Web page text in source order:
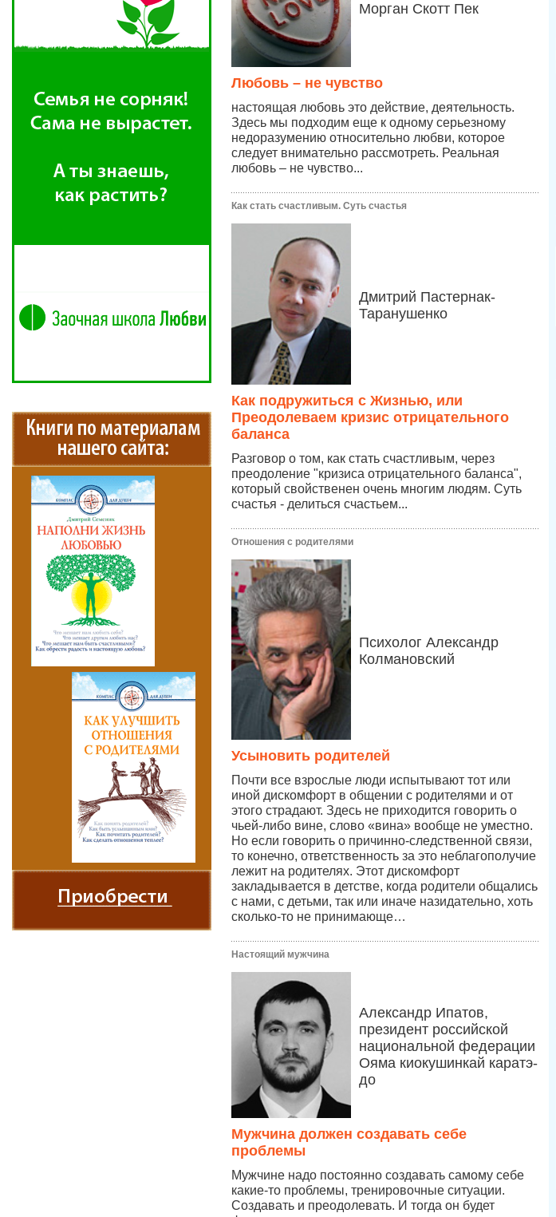
Морган Скотт Пек
Любовь – не чувство
настоящая любовь это действие, деятельность.
Здесь мы подходим еще к одному серьезному
недоразумению относительно любви, которое
следует внимательно рассмотреть. Реальная
любовь – не чувство...
Как стать счастливым. Суть счастья
Дмитрий Пастернак-
Таранушенко
Как подружиться с Жизнью, или
Преодолеваем кризис отрицательного
баланса
Разговор о том, как стать счастливым, через
преодоление "кризиса отрицательного баланса",
который свойственен очень многим людям. Суть
счастья - делиться счастьем...
Отношения с родителями
Психолог Александр
Колмановский
Усыновить родителей
Почти все взрослые люди испытывают тот или
иной дискомфорт в общении с родителями и от
этого страдают. Здесь не приходится говорить о
чьей-либо вине, слово «вина» вообще не уместно.
Но если говорить о причинно-следственной связи,
то конечно, ответственность за это неблагополучие
лежит на родителях. Этот дискомфорт
закладывается в детстве, когда родители общались
с нами, с детьми, так или иначе назидательно, хоть
сколько-то не принимающе…
Настоящий мужчина
Александр Ипатов,
президент российской
национальной федерации
Ояма киокушинкай каратэ-
до
Мужчина должен создавать себе
проблемы
Мужчине надо постоянно создавать самому себе
какие-то проблемы, тренировочные ситуации.
Создавать и преодолевать. И тогда он будет